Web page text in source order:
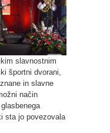
slavnostnim
športni dvorani,
in slavne
način
sta jo povezovala